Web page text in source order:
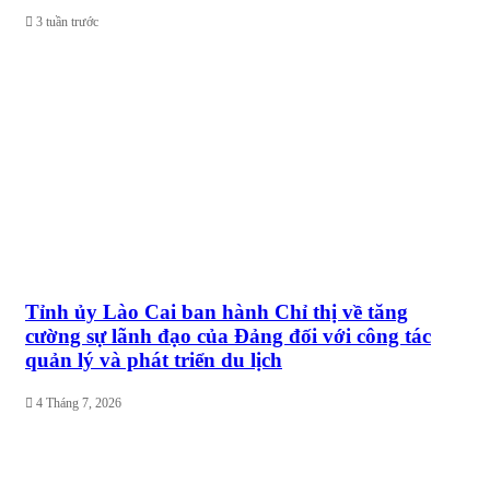
3 tuần trước
Tỉnh ủy Lào Cai ban hành Chỉ thị về tăng
cường sự lãnh đạo của Đảng đối với công tác
quản lý và phát triển du lịch
4 Tháng 7, 2026